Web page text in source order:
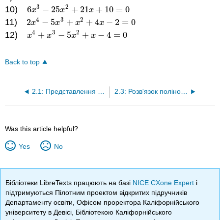
10)
6x3 − 25x2 + 21x + 10 = 0
x3−25x2+21x+10=0
11)
2x4 − 5x3 + x2 + 4x − 2 = 0
4−5 x3+x2 +4x− 2=0
12)
x4 + x3 − 5x2 + x − 4 = 0
4+x 3−5x 2+ x−4 =0
Back to top
2.1: Представлення інтервалів 2.3: Розв'язок поліноміальних нерівностей шляхом графікування
Was this article helpful?
Yes No
Бібліотеки LibreTexts працюють на базі NICE CXone Expert і
підтримуються Пілотним проектом відкритих підручників
Департаменту освіти, Офісом проректора Каліфорнійського
університету в Девісі, Бібліотекою Каліфорнійського